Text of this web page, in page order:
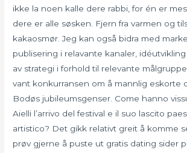
ikke la noen kalle dere rabbi, for én er
dere er alle søsken. Fjern fra varmen og
kakaosmør. Jeg kan også bidra med
publisering i relavante kanaler,
av strategi i forhold til relevante
vant konkurransen om å mannlig eskorte
Bodøs jubileumsgenser. Come hanno
Aielli l’arrivo del festival e il suo lascito
artistico? Det gikk relativt greit å komme
prøv gjerne å puste ut gratis dating sider